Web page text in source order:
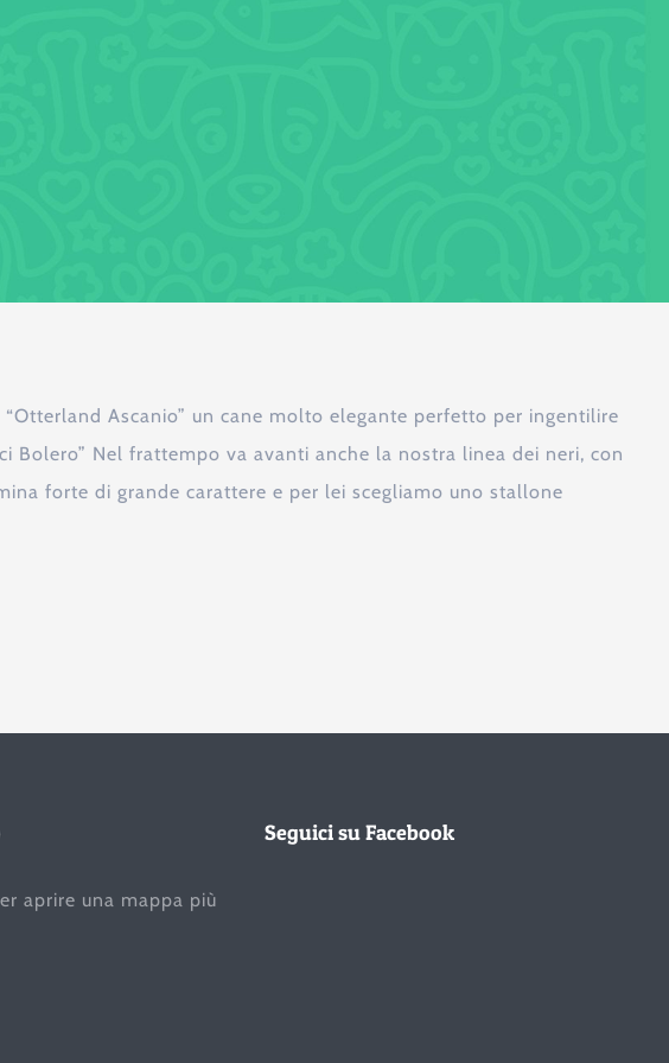
Ascanio” un cane molto elegante perfetto per ingentilire
Bolero” Nel frattempo va avanti anche la nostra linea dei neri, con
forte di grande carattere e per lei scegliamo uno stallone
Seguici su Facebook